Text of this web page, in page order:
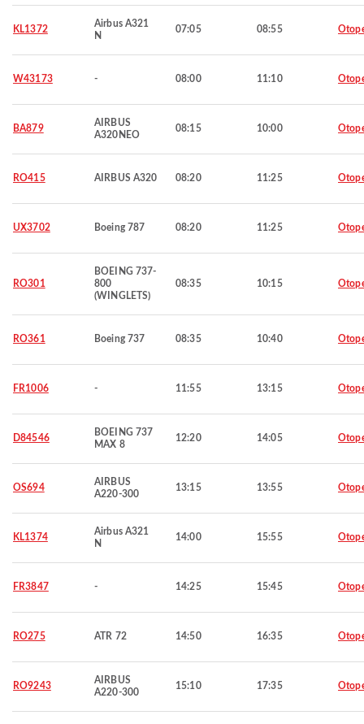
KL1372
Airbus A321
N
07:05 08:55
W43173 - 08:00 11:10
BA879
AIRBUS
A320NEO
08:15 10:00
RO415 AIRBUS A320 08:20 11:25
UX3702 Boeing 787 08:20 11:25
RO301
BOEING 737-
800
(WINGLETS)
08:35 10:15
RO361 Boeing 737 08:35 10:40
FR1006 - 11:55 13:15
D84546
BOEING 737
MAX 8
12:20 14:05
OS694
AIRBUS
A220-300
13:15 13:55
KL1374
Airbus A321
N
14:00 15:55
FR3847 - 14:25 15:45
RO275 ATR 72 14:50 16:35
RO9243
AIRBUS
A220-300
15:10 17:35